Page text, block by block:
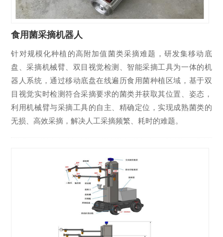
食用菌采摘机器人
针对规模化种植的高附加值菌类采摘难题，研发集移动底
盘、采摘机械臂、双目视觉检测、智能采摘工具为一体的机
器人系统，通过移动底盘在线遍历食用菌种植区域，基于双
目视觉实时检测符合采摘要求的菌类并获取其位置、姿态，
利用机械臂与采摘工具的自主、精确定位，实现成熟菌类的
无损、高效采摘，解决人工采摘频繁、耗时的难题。